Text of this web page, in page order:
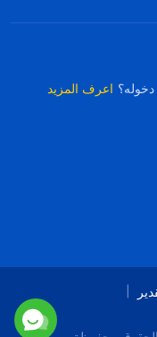
اعرف المزيد